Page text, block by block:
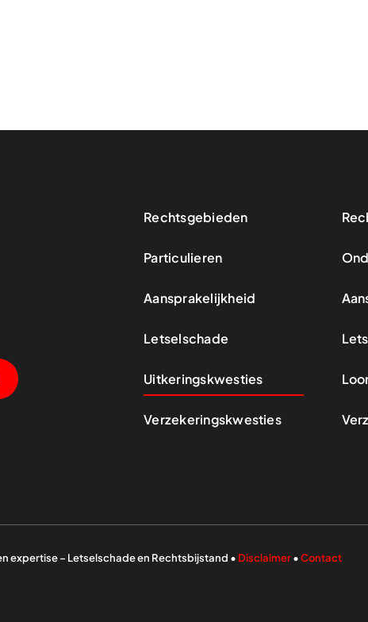
Rechtsgebieden
Particulieren
Aansprakelijkheid
Letselschade
Uitkeringskwesties
Verzekeringskwesties
expertise – Letselschade en Rechtsbijstand • Disclaimer•Contact